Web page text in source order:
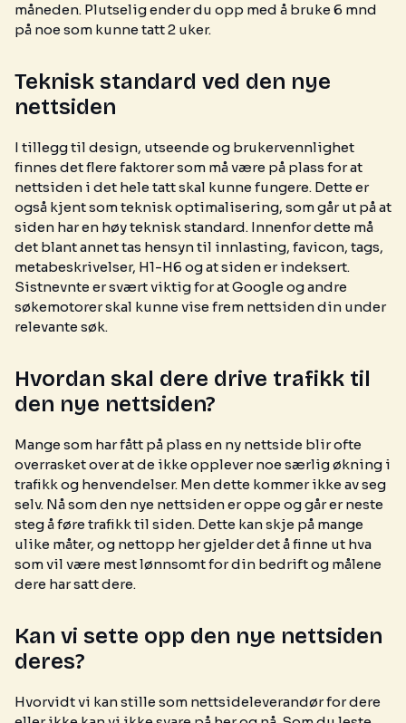
måneden. Plutselig ender du opp med å bruke 6 mnd
på noe som kunne tatt 2 uker.
Teknisk standard ved den nye
nettsiden
I tillegg til design, utseende og brukervennlighet
finnes det flere faktorer som må være på plass for at
nettsiden i det hele tatt skal kunne fungere. Dette er
også kjent som teknisk optimalisering, som går ut på at
siden har en høy teknisk standard. Innenfor dette må
det blant annet tas hensyn til innlasting, favicon, tags,
metabeskrivelser, H1-H6 og at siden er indeksert.
Sistnevnte er svært viktig for at Google og andre
søkemotorer skal kunne vise frem nettsiden din under
relevante søk.
Hvordan skal dere drive trafikk til
den nye nettsiden?
Mange som har fått på plass en ny nettside blir ofte
overrasket over at de ikke opplever noe særlig økning i
trafikk og henvendelser. Men dette kommer ikke av seg
selv. Nå som den nye nettsiden er oppe og går er neste
steg å føre trafikk til siden. Dette kan skje på mange
ulike måter, og nettopp her gjelder det å finne ut hva
som vil være mest lønnsomt for din bedrift og målene
dere har satt dere.
Kan vi sette opp den nye nettsiden
deres?
Hvorvidt vi kan stille som nettsideleverandør for dere